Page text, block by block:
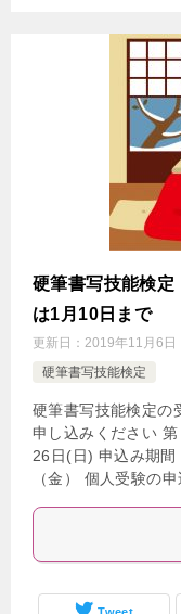
硬筆書写技能検
は1月10日まで
更新日： 2019年11月6日
硬筆書写技能検定
硬筆書写技能検定の
申し込みください
26日(日) 申込み期
（金） 個人受験の